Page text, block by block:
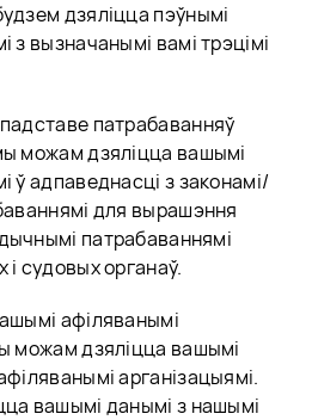
дзяліцца пэўнымі
з вызначанымі вамі трэцімі
патрабаванняў
можам дзяліцца вашымі
ў адпаведнасці з законамі/
для вырашэння
патрабаваннямі
і судовых органаў.
афіляванымі
можам дзяліцца вашымі
арганізацыямі.
вашымі данымі з нашымі